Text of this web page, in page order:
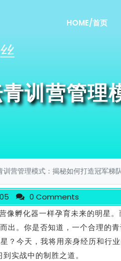
HOME/首页
训营管理
训营管理模式：揭秘如何打造冠军梯
0 Comments
像孵化器一样孕育未来的明星
出。你是否知道，一个合理的
？今天，我将用亲身经历和行
实战中的制胜之道。